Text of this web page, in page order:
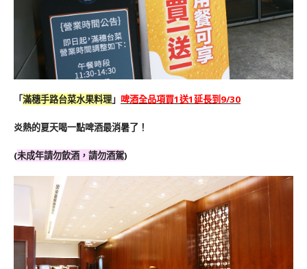
「滿穗手路台菜水果料理」 啤酒全品項買1送1延長到9/30
炎熱的夏天喝一點啤酒最消暑了！
(未成年請勿飲酒，請勿酒駕)